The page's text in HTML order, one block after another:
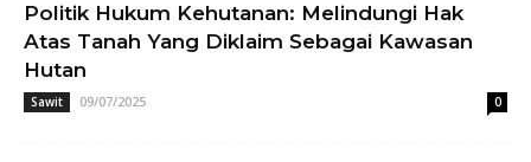
Politik Hukum Kehutanan: Melindungi Hak
Atas Tanah Yang Diklaim Sebagai Kawasan
Hutan
Sawit 09/07/2025 0